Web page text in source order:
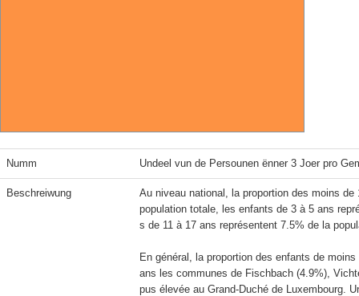
Numm Undeel vun de Persounen ënner 3 Joer pro
Beschreiwung
Au niveau national, la proportion des moins
population totale, les enfants de 3 à 5 ans
s de 11 à 17 ans représentent 7.5% de la
En général, la proportion des enfants de
ans les communes de Fischbach (4.9%),
pus élevée au Grand-Duché de Luxembourg.